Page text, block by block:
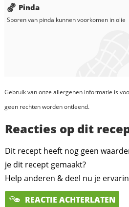
Pinda
Sporen van pinda kunnen voorkomen inolie
Gebruik van onze allergenen informatie is
geen rechten worden ontleend.
Reacties op dit
Dit recept heeft nog geen
je dit recept gemaakt?
Help anderen & deel nu je
REACTIE ACHTERLATEN